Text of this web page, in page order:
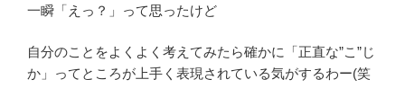
一瞬「えっ？」って思ったけど
自分のことをよくよく考えてみたら確かに「正直な”こ”じ
か」ってところが上手く表現されている気がするわー(笑